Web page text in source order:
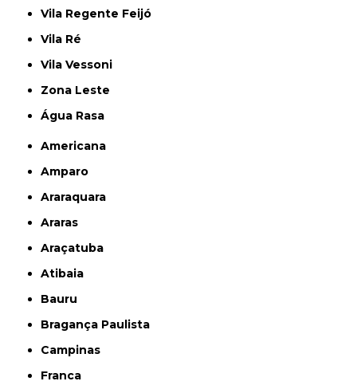
Vila Regente Feijó
Vila Ré
Vila Vessoni
Zona Leste
Água Rasa
Americana
Amparo
Araraquara
Araras
Araçatuba
Atibaia
Bauru
Bragança Paulista
Campinas
Franca